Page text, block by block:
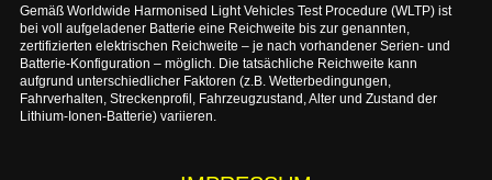
Gemäß Worldwide Harmonised Light Vehicles Test Procedure (WLTP) ist
bei voll aufgeladener Batterie eine Reichweite bis zur genannten,
zertifizierten elektrischen Reichweite – je nach vorhandener Serien- und
Batterie-Konfiguration – möglich. Die tatsächliche Reichweite kann
aufgrund unterschiedlicher Faktoren (z.B. Wetterbedingungen,
Fahrverhalten, Streckenprofil, Fahrzeugzustand, Alter und Zustand der
Lithium-Ionen-Batterie) variieren.